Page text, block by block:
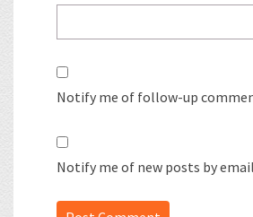
Notify me of follow-up
Notify me of new posts by